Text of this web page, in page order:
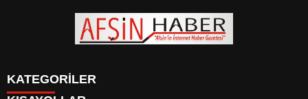
KATEGORİLER